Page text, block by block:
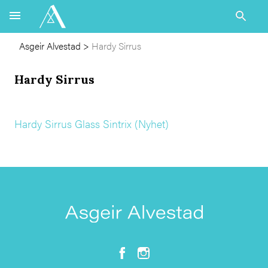
Asgeir Alvestad > Hardy Sirrus
Hardy Sirrus
Hardy Sirrus Glass Sintrix (Nyhet)